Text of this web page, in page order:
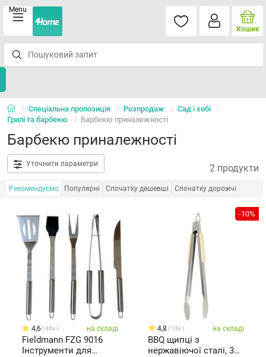
Menu
Кошик
Спеціальна пропозиція Розпродаж
Сад і хобі
Грилі та барбекю
Барбекю приналежності
Барбекю приналежності
Уточнити параметри 2 продукти
Рекомендуємо Популярні Спочатку дешевші Спочатку дорожчі
4,6 40x на складі
Fieldmann FZG 9016
Інструменти для
-10%
4,8 13x на складі
BBQ щипці з
нержавіючої сталі, 37